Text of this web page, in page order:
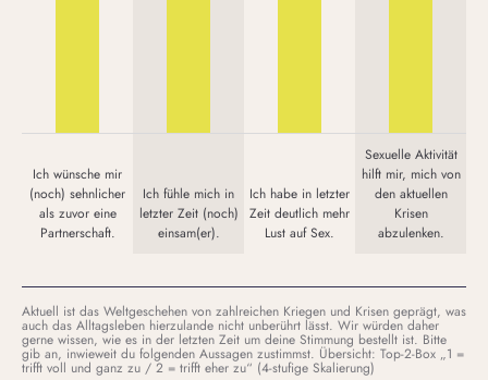
Ich wünsche mir
(noch) sehnlicher
als zuvor eine
Partnerschaft.
Ich fühle mich in
letzter Zeit (noch)
einsam(er).
Ich habe in letzter
Zeit deutlich mehr
Lust auf Sex.
Sexuelle Aktivität
hilft mir, mich von
den aktuellen
Krisen
abzulenken.
Aktuell ist das Weltgeschehen von zahlreichen Kriegen und Krisen geprägt, was
auch das Alltagsleben hierzulande nicht unberührt lässt. Wir würden daher
gerne wissen, wie es in der letzten Zeit um deine Stimmung bestellt ist. Bitte
gib an, inwieweit du folgenden Aussagen zustimmst. Übersicht: Top-2-Box „1 =
trifft voll und ganz zu / 2 = trifft eher zu“ (4-stufige Skalierung)